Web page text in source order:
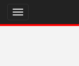
نمایش
منو